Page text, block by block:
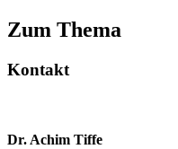
Zum Thema
Kontakt
Dr. Achim Tiffe